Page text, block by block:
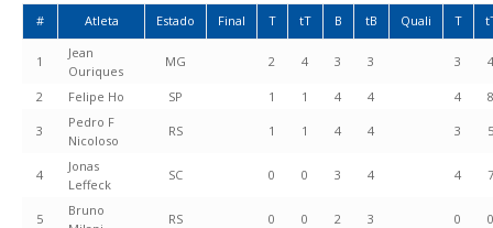
# Atleta Estado Final T tT B tB Quali T
1
Jean
Ouriques
MG 2 4 3 3 3 4
2 Felipe Ho SP 1 1 4 4 4 8
3
Pedro F
Nicoloso
RS 1 1 4 4 3 5
4
Jonas
Leffeck
SC 0 0 3 4 4 7
5
Bruno
RS 0 0 2 3 0 0